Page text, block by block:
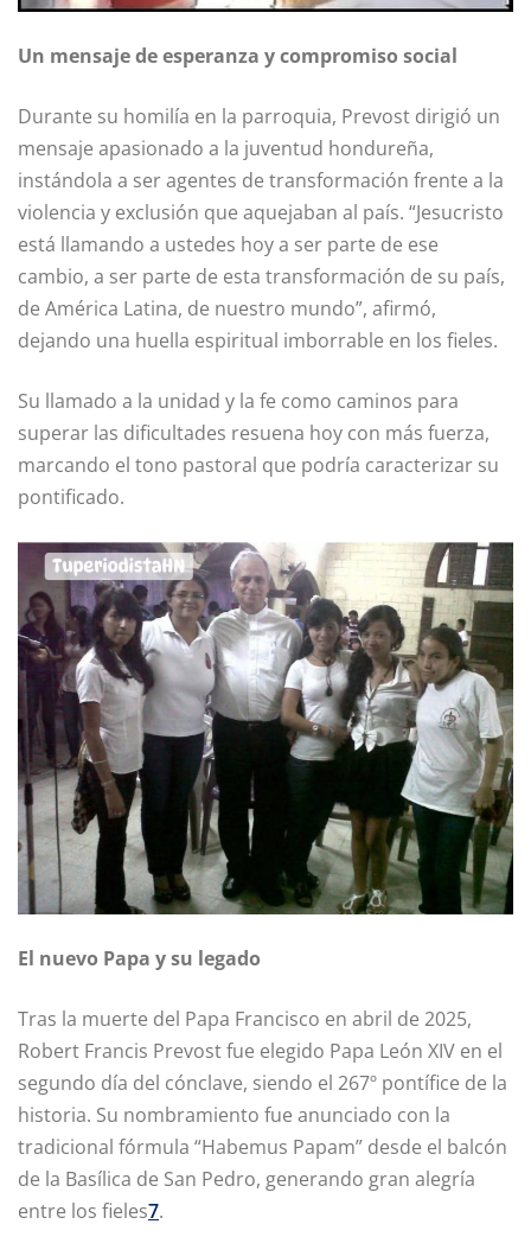
Un mensaje de esperanza y compromiso social
Durante su homilía en la parroquia, Prevost dirigió un
mensaje apasionado a la juventud hondureña,
instándola a ser agentes de transformación frente a la
violencia y exclusión que aquejaban al país. “Jesucristo
está llamando a ustedes hoy a ser parte de ese
cambio, a ser parte de esta transformación de su país,
de América Latina, de nuestro mundo”, afirmó,
dejando una huella espiritual imborrable en los fieles.
Su llamado a la unidad y la fe como caminos para
superar las dificultades resuena hoy con más fuerza,
marcando el tono pastoral que podría caracterizar su
pontificado.
El nuevo Papa y su legado
Tras la muerte del Papa Francisco en abril de 2025,
Robert Francis Prevost fue elegido Papa León XIV en el
segundo día del cónclave, siendo el 267º pontífice de la
historia. Su nombramiento fue anunciado con la
tradicional fórmula “Habemus Papam” desde el balcón
de la Basílica de San Pedro, generando gran alegría
entre los fieles7.